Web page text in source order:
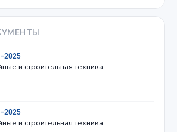
2025
и строительная техника.
2025
и строительная техника.